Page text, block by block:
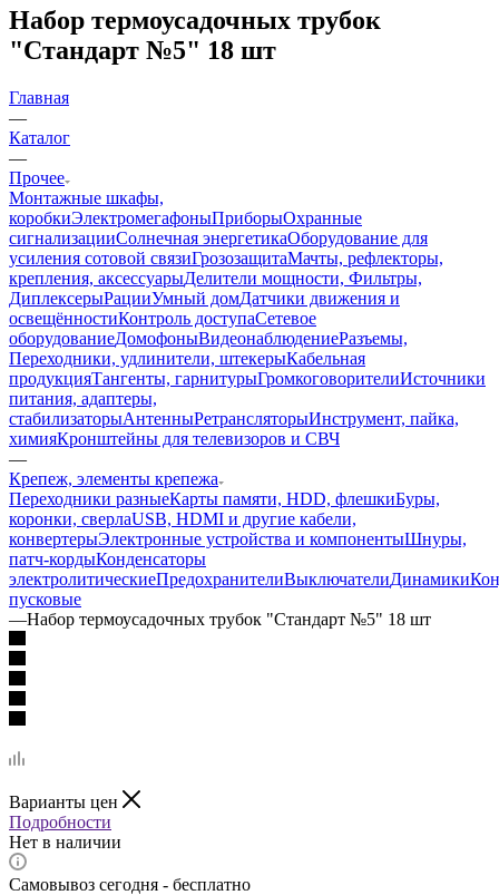
Набор термоусадочных трубок
"Стандарт №5" 18 шт
Главная
—
Каталог
—
Прочее
Монтажные шкафы,
коробкиЭлектромегафоныПриборыОхранные
сигнализацииСолнечная энергетикаОборудование для
усиления сотовой связиГрозозащитаМачты, рефлекторы,
крепления, аксессуарыДелители мощности, Фильтры,
ДиплексерыРацииУмный домДатчики движения и
освещённостиКонтроль доступаСетевое
оборудованиеДомофоныВидеонаблюдениеРазъемы,
Переходники, удлинители, штекерыКабельная
продукцияТангенты, гарнитурыГромкоговорителиИсточники
питания, адаптеры,
стабилизаторыАнтенныРетрансляторыИнструмент, пайка,
химияКронштейны для телевизоров и СВЧ
—
Крепеж, элементы крепежа
Переходники разныеКарты памяти, HDD, флешкиБуры,
коронки, сверлаUSB, HDMI и другие кабели,
конвертерыЭлектронные устройства и компонентыШнуры,
патч-кордыКонденсаторы
электролитическиеПредохранителиВыключателиДинамики
пусковые
—Набор термоусадочных трубок "Стандарт №5" 18 шт
Варианты цен
Подробности
Нет в наличии
Самовывоз сегодня - бесплатно